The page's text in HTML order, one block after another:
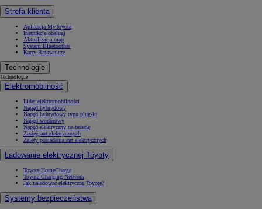
Strefa klienta
Aplikacja MyToyota
Instrukcje obsługi
Aktualizacja map
System Bluetooth®
Karty Ratownicze
Technologie
Technologie
Elektromobilność
Lider elektromobilności
Napęd hybrydowy
Napęd hybrydowy typu plug-in
Napęd wodorowy
Napęd elektryczny na baterię
Zasięg aut elektrycznych
Zalety posiadania aut elektrycznych
Ładowanie elektrycznej Toyoty
Toyota HomeCharge
Toyota Charging Network
Jak naładować elektryczną Toyotę?
Systemy bezpieczeństwa